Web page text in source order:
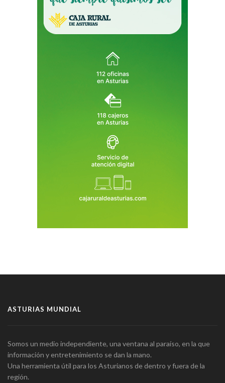
ASTURIAS MUNDIAL
Somos un medio independiente, una ventana al paraíso, en la que
información y entretenimiento se dan la mano.
Una herramienta útil para los Asturianos de dentro y fuera de la
región.